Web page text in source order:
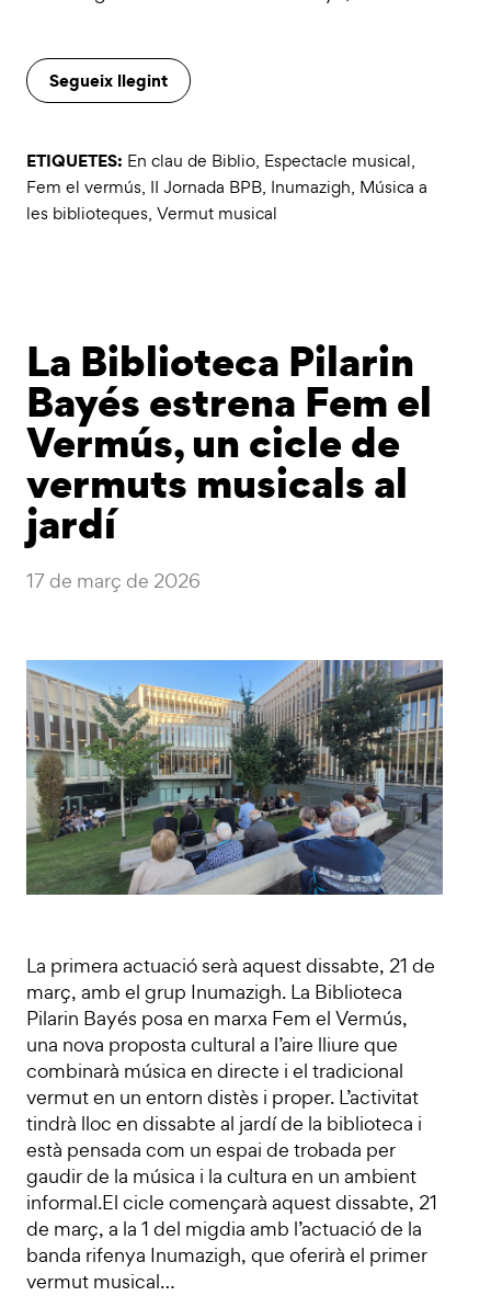
Segueix llegint
ETIQUETES: En clau de Biblio, Espectacle musical,
Fem el vermús, II Jornada BPB, Inumazigh, Música a
les biblioteques, Vermut musical
La Biblioteca Pilarin
Bayés estrena Fem el
Vermús, un cicle de
vermuts musicals al
jardí
17 de març de 2026
La primera actuació serà aquest dissabte, 21 de
març, amb el grup Inumazigh. La Biblioteca
Pilarin Bayés posa en marxa Fem el Vermús,
una nova proposta cultural a l’aire lliure que
combinarà música en directe i el tradicional
vermut en un entorn distès i proper. L’activitat
tindrà lloc en dissabte al jardí de la biblioteca i
està pensada com un espai de trobada per
gaudir de la música i la cultura en un ambient
informal.El cicle començarà aquest dissabte, 21
de març, a la 1 del migdia amb l’actuació de la
banda rifenya Inumazigh, que oferirà el primer
vermut musical…